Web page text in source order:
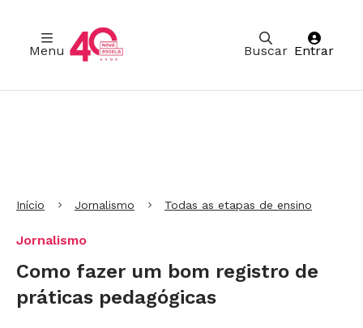
Buscar
Menu Entrar
Início Jornalismo Todas as etapas de ensino
Jornalismo
Como fazer um bom registro de
práticas pedagógicas